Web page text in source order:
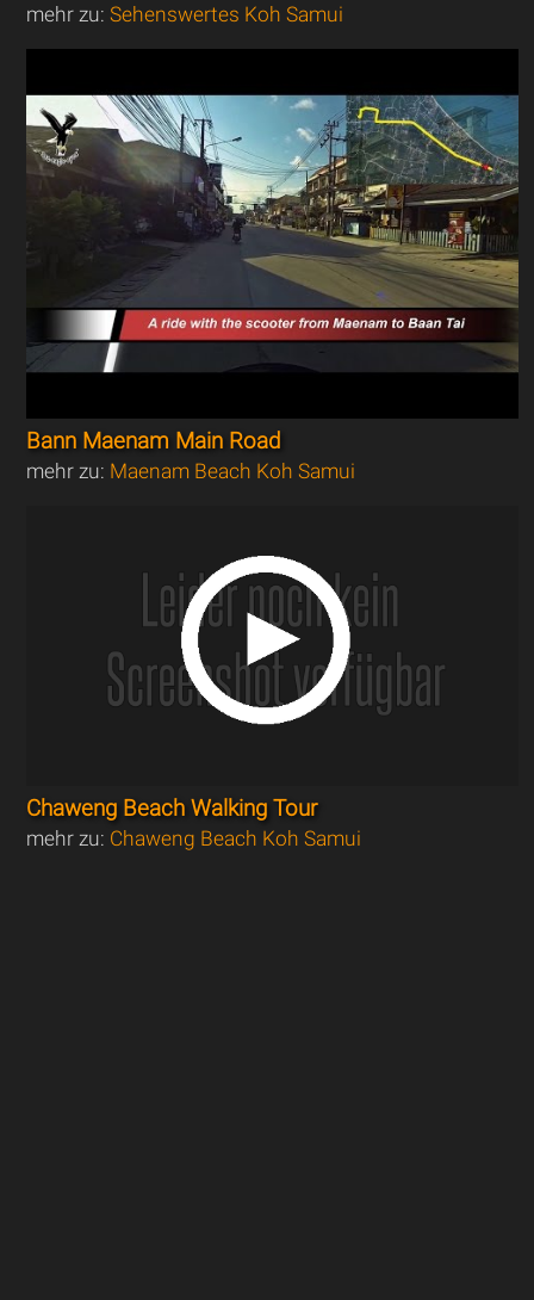
mehr zu:Sehenswertes Koh Samui
Bann Maenam Main Road
mehr zu: Maenam Beach Koh Samui
Chaweng Beach Walking Tour
mehr zu: Chaweng Beach Koh Samui